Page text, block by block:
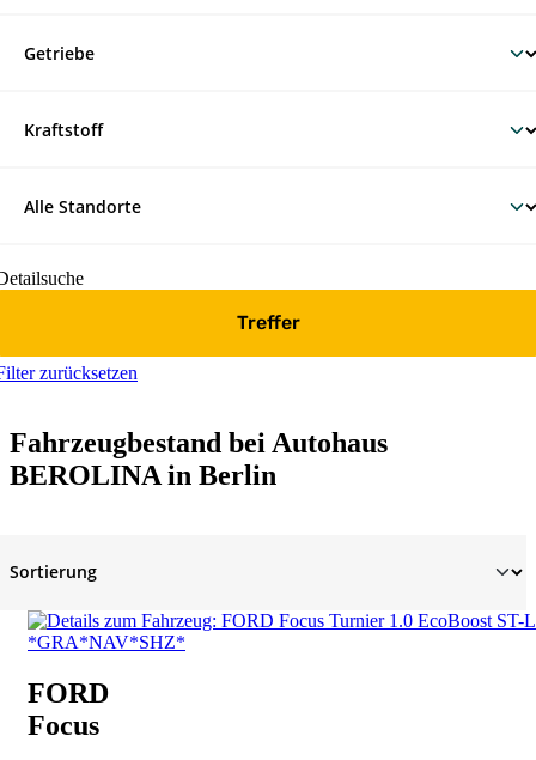
Treffer
zurücksetzen
Fahrzeugbestand bei Autohaus
BEROLINA in Berlin
FORD
Focus